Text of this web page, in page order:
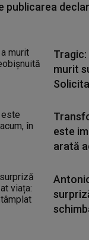
publicarea
murit
este
arată